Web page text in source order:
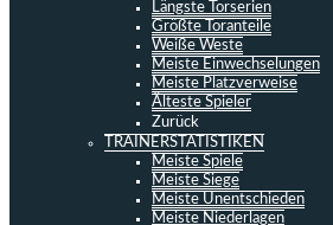
Längste Torserien
Größte Toranteile
Weiße Weste
Meiste Einwechselungen
Meiste Platzverweise
Älteste Spieler
Zurück
TRAINERSTATISTIKEN
Meiste Spiele
Meiste Siege
Meiste Unentschieden
Meiste Niederlagen